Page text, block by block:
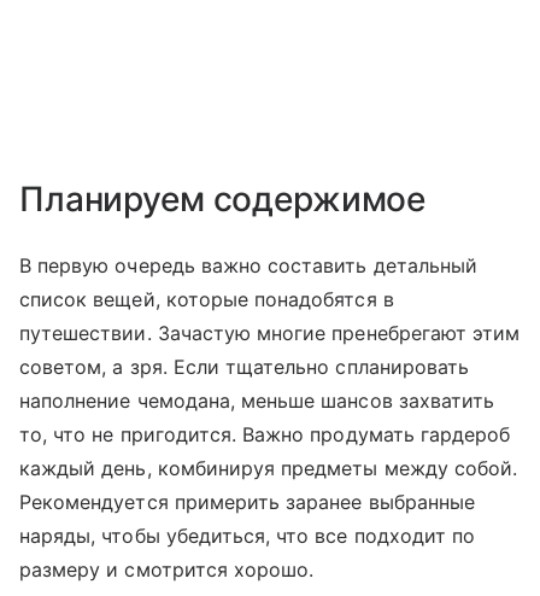
Планируем содержимое
В первую очередь важно составить детальный
список вещей, которые понадобятся в
путешествии. Зачастую многие пренебрегают этим
советом, а зря. Если тщательно спланировать
наполнение чемодана, меньше шансов захватить
то, что не пригодится. Важно продумать гардероб
каждый день, комбинируя предметы между собой.
Рекомендуется примерить заранее выбранные
наряды, чтобы убедиться, что все подходит по
размеру и смотрится хорошо.